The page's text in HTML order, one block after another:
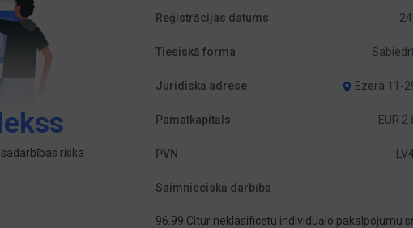
riska
Reģistrācijas datums
Tiesiskā forma
Juridiskā adrese Ezera 11-
Pamatkapitāls EUR
PVN
Saimnieciskā darbība
96.99 Citur neklasificētu individuālo pakalpojumu